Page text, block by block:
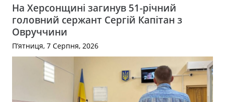
На Херсонщині загинув 51-річний
головний сержант Сергій Капітан з
Овруччини
П’ятниця, 7 Серпня, 2026